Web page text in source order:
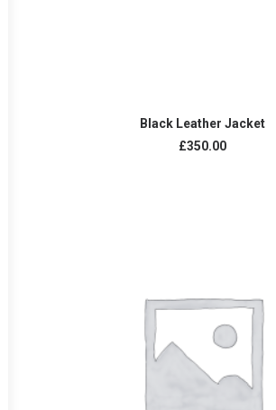
AÑADIR AL CARRITO
Black Leather Jacket
£350.00